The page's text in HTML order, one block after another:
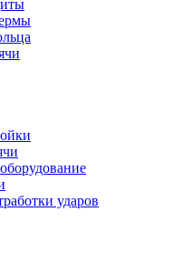
ударов